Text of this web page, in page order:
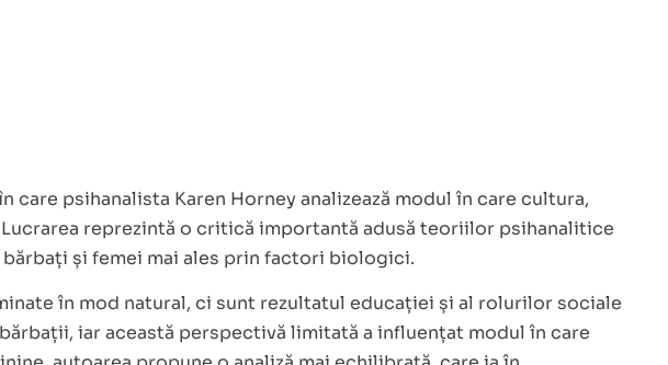
psihanalista Karen Horney analizează modul în care cultura,
reprezintă o critică importantă adusă teoriilor psihanalitice
și femei mai ales prin factori biologici.
în mod natural, ci sunt rezultatul educației și al rolurilor sociale
iar această perspectivă limitată a influențat modul în care